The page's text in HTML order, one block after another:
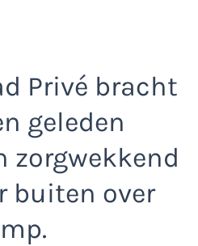
Privé bracht
geleden
zorgwekkend
buiten over